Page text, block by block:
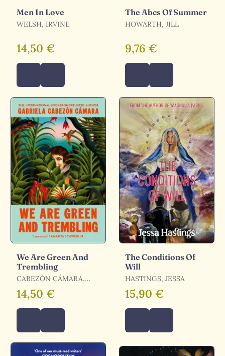
Men In Love
WELSH, IRVINE
14,50 €
The Abcs Of Summer
HOWARTH, JILL
9,76 €
We Are Green And
Trembling
CABEZÓN CÁMARA,
GABRIELA
14,50 €
The Conditions Of
Will
HASTINGS, JESSA
15,90 €